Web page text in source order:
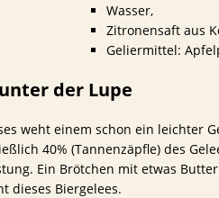
Wasser,
Zitronensaft aus
Geliermittel:
der Lupe
weht einem schon ein leichter
40% (Tannenzäpfle) des
Ein Brötchen mit etwas
dieses Biergelees.